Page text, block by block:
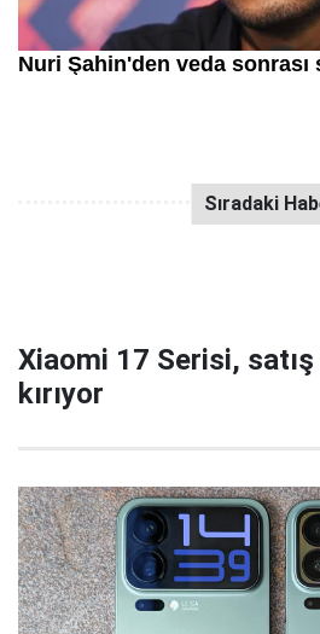
Xiaomi 17 Serisi, satış
kırıyor